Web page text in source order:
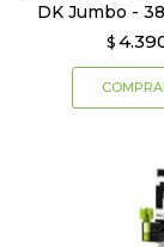
DK Jumbo -
$